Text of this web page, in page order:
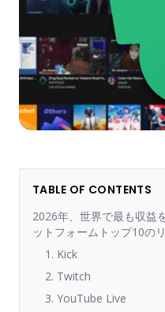
TABLE OF CONTENTS
2026年、世界で最も収益
ットフォームトップ10の
1. Kick
2. Twitch
3. YouTube Live